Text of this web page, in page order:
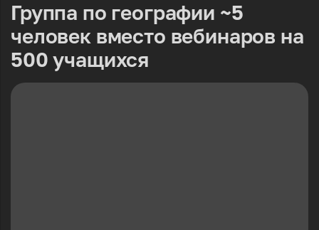
Группа по географии ~5
человек вместо вебинаров на
500 учащихся